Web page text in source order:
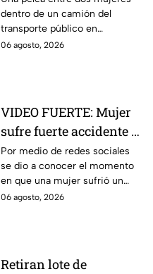
se desgreñaron en
Monterrey
dentro de un camión del
transporte público en
Monterrey, Nuevo León, quedó
06 agosto, 2026
VIDEO FUERTE: Mujer
sufre fuerte accidente a
los pocos segundos de
haber salido del
hospital
Por medio de redes sociales
se dio a conocer el momento
en que una mujer sufrió un
fuerte accidente a los pocos
06 agosto, 2026
Retiran lote de